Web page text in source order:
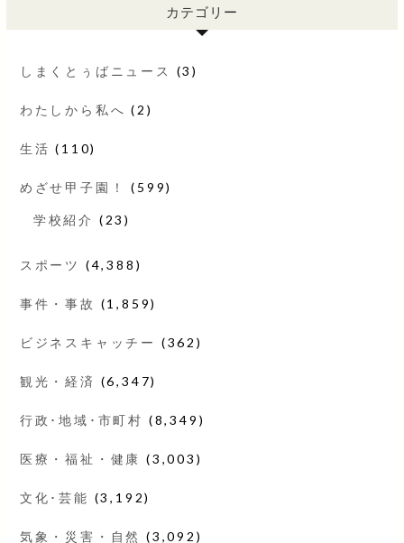
カテゴリー
しまくとぅばニュース (3)
わたしから私へ (2)
生活 (110)
めざせ甲子園！ (599)
学校紹介 (23)
スポーツ (4,388)
事件・事故 (1,859)
ビジネスキャッチー (362)
観光・経済 (6,347)
行政･地域･市町村 (8,349)
医療・福祉・健康 (3,003)
文化･芸能 (3,192)
気象・災害・自然 (3,092)